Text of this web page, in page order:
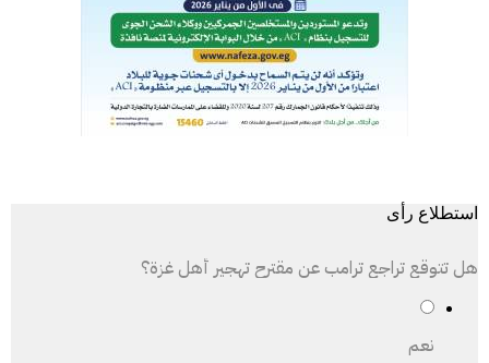
استطلاع رأى
هل تتوقع تراجع ترامب عن مقترح تهجير أهل غزة؟
نعم